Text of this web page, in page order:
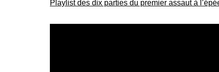
Playlist des dix parties du premier assaut à